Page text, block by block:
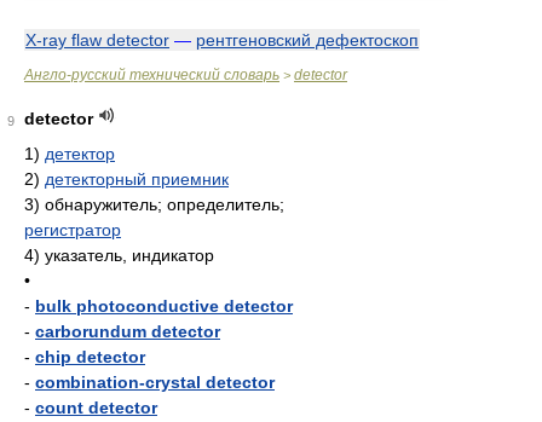
X-ray flaw detector — рентгеновский дефектоскоп
Англо-русский технический словарь > detector
9
detector
1) детектор
2) детекторный приемник
3) обнаружитель; определитель;
регистратор
4) указатель, индикатор
•
- bulk photoconductive detector
- carborundum detector
- chip detector
- combination-crystal detector
- count detector